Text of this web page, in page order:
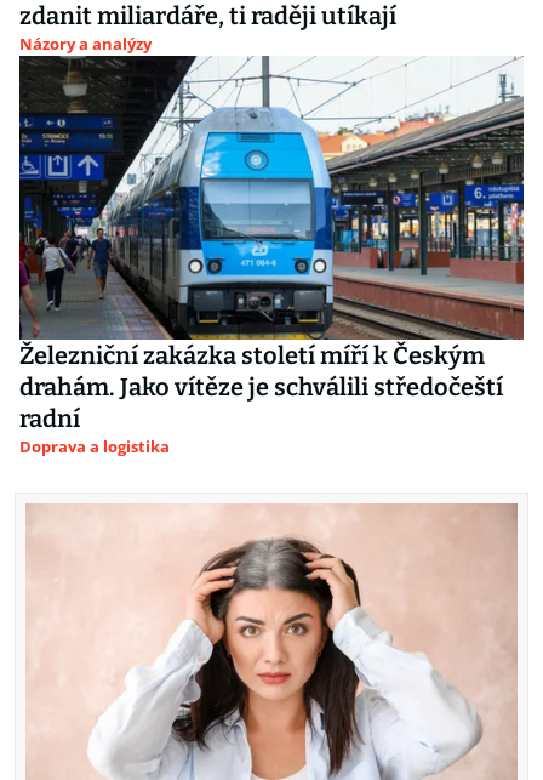
zdanit miliardáře, ti raději utíkají
Názory a analýzy
Železniční zakázka století míří k Českým
drahám. Jako vítěze je schválili středočeští
radní
Doprava a logistika